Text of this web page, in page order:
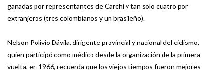
ganadas por representantes de Carchi y tan solo cuatro por
extranjeros (tres colombianos y un brasileño).
Nelson Polivio Dávila, dirigente provincial y nacional del ciclismo,
quien participó como médico desde la organización de la primera
vuelta, en 1966, recuerda que los viejos tiempos fueron mejores